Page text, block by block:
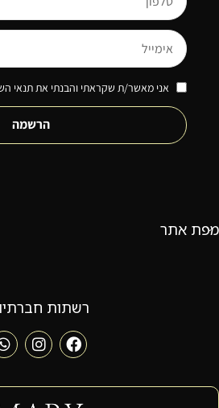
אני מאשר/ת שקראתי והבנתי את תנאי
הרשמה
מפת אתר
רשתות